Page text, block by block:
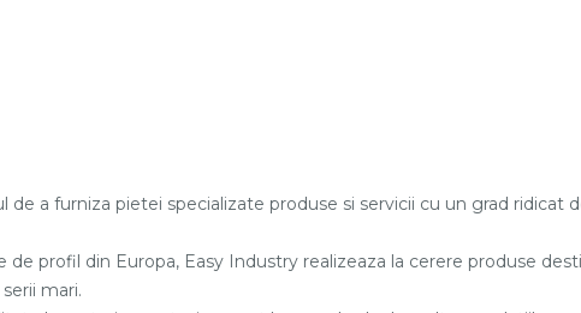
de a furniza pietei specializate produse si servicii cu un grad ridicat
profil din Europa, Easy Industry realizeaza la cerere produse
mari.